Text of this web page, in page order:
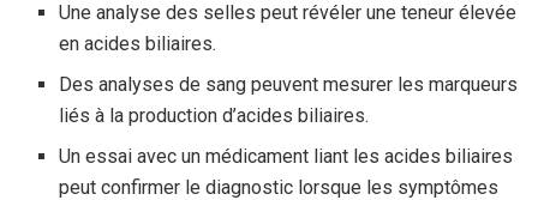
Une analyse des selles peut révéler une teneur élevée
en acides biliaires.
Des analyses de sang peuvent mesurer les marqueurs
liés à la production d’acides biliaires.
Un essai avec un médicament liant les acides biliaires
peut confirmer le diagnostic lorsque les symptômes